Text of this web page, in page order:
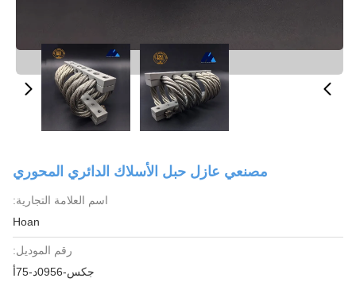
مصنعي عازل حبل الأسلاك الدائري المحوري
اسم العلامة التجارية:
Hoan
رقم الموديل:
جكس-0956د-75أ